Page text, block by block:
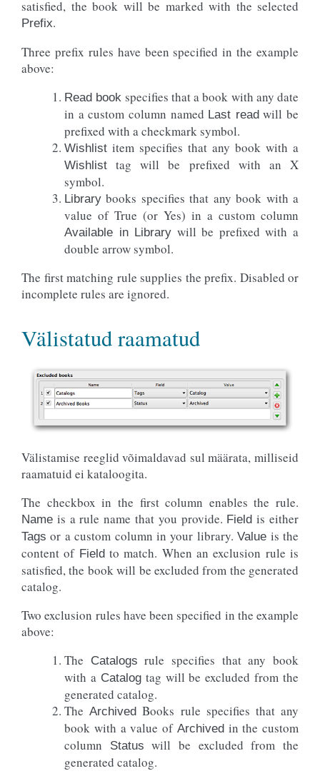
satisfied, the book will be marked with the selected
Prefix.
Three prefix rules have been specified in the example
above:
Read book specifies that a book with any date
in a custom column named Last readwill be
prefixed with a checkmark symbol.
Wishlist item specifies that any book with a
Wishlist
tag will be prefixed with an X
symbol.
Library books specifies that any book with a
value of True (or Yes) in a custom column
Available in Library will be prefixed with a
double arrow symbol.
The first matching rule supplies the prefix. Disabled or
incomplete rules are ignored.
Välistatud raamatud
Välistamise reeglid võimaldavad sul määrata, milliseid
raamatuid ei kataloogita.
The checkbox in the first column enables the rule.
Name is a rule name that you provide. Field is either
Tags or a custom column in your library.Value is the
content of Fieldto match. When an exclusion rule is
satisfied, the book will be excluded from the generated
catalog.
Two exclusion rules have been specified in the example
above:
The
Catalogs rule specifies that any book
with a Catalogtag will be excluded from the
generated catalog.
TheArchived Books rule specifies that any
book with a value of Archivedin the custom
column
Status will be excluded from the
generated catalog.